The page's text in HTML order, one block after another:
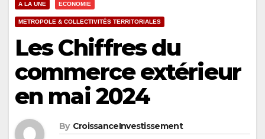
A LA UNE ECONOMIE
METROPOLE & COLLECTIVITÉS TERRITORIALES
Les Chiffres du
commerce extérieur
en mai 2024
By CroissanceInvestissement